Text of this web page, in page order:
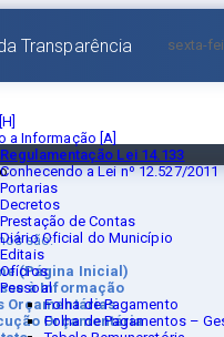
a Informação [A]
Regulamentação Lei 14.133
Conhecendo a Lei nº 12.527/2011
Portarias
Decretos
Prestação de Contas
Diário Oficial do Município
Editais
Ofícios
Pessoal
Folha de Pagamento
Folha de Pagamentos –
Transparência sexta-
são:
(Página Inicial)
à Informação
Orçamentárias
Orçamentária